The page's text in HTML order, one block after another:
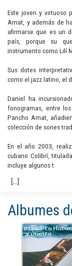
Este joven y virtuoso
Amat, y además de
afirmarse que es un
país, porque su
instrumento como Lilí
Sus dotes
como el jazz latino, el
Daniel ha
fonogramas, entre
Pancho Amat,
colección de sones
En el año 2003,
cubano Colibrí,
incluye algunos t
Albumes